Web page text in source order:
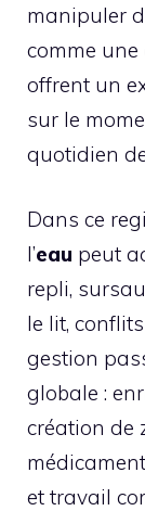
manipuler
comme une
offrent un
sur le
quotidien
Dans ce
l’eau peut
repli,
le lit,
gestion
globale :
création de
et travail